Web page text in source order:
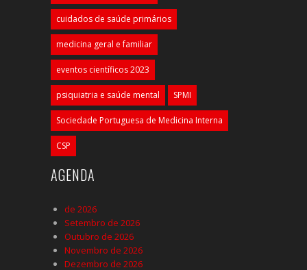
cuidados de saúde primários
medicina geral e familiar
eventos científicos 2023
psiquiatria e saúde mental SPMI
Sociedade Portuguesa de Medicina Interna
CSP
AGENDA
de 2026
Setembro de 2026
Outubro de 2026
Novembro de 2026
Dezembro de 2026